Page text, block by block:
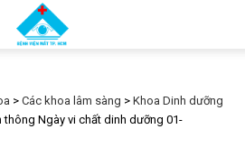
> Các khoa lâm sàng > Khoa Dinh dưỡng
thông Ngày vi chất dinh dưỡng 01-